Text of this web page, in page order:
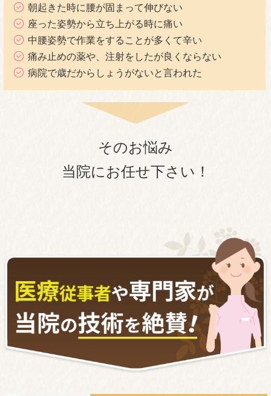
朝起きた時に腰が固まって伸びない
座った姿勢から立ち上がる時に痛い
中腰姿勢で作業をすることが多くて辛い
痛み止めの薬や、注射をしたが良くならない
病院で歳だからしょうがないと言われた
そのお悩み
当院にお任せ下さい！